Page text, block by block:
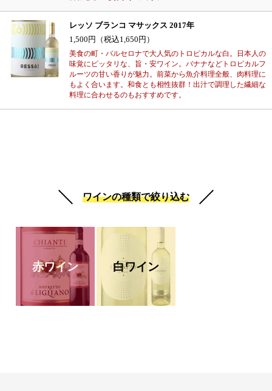
レッソ ブランコ マサックス 2017年
1,500円（税込1,650円）
美食の町・バルセロナで大人気のトロピカルな白。日本人の
味覚にピッタリな、旨・安ワイン。バナナなどトロピカルフ
ルーツの甘い香りが魅力。前菜から魚介料理全般、肉料理に
もよく合います。和食とも相性抜群！出汁で調理した繊細な
料理に合わせるのもおすすめです。
ワインの種類で絞り込む
赤ワイン 白ワイン